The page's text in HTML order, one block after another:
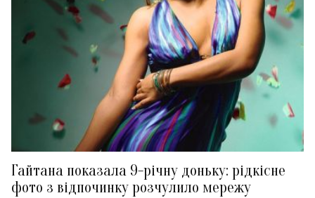
Гайтана показала 9-річну доньку: рідкісне
фото з відпочинку розчулило мережу